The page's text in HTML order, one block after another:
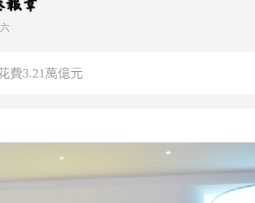
費3.21萬億元
3名本地男
！